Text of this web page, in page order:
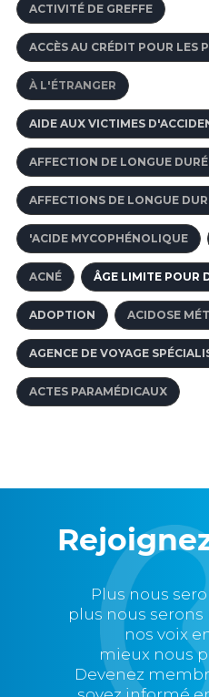
ACTIVITÉ DE GREFFE
ACCÈS AU CRÉDIT POUR LES
À L'ÉTRANGER
AIDE AUX VICTIMES
AFFECTION DE LONGUE
AFFECTIONS DE LONGUE
'ACIDE MYCOPHÉNOLIQUE
ACNÉ ÂGE LIMITE POUR
ADOPTION ACIDOSE
AGENCE DE VOYAGE
ACTES PARAMÉDICAUX
Plus nous
plus nous
nos voix
mieux nous
Devenez